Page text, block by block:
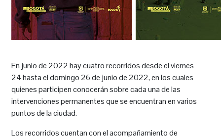
En junio de 2022 hay cuatro recorridos desde el viernes
24 hasta el domingo 26 de junio de 2022, en los cuales
quienes participen conocerán sobre cada una de las
intervenciones permanentes que se encuentran en varios
puntos de la ciudad.
Los recorridos cuentan con el acompañamiento de